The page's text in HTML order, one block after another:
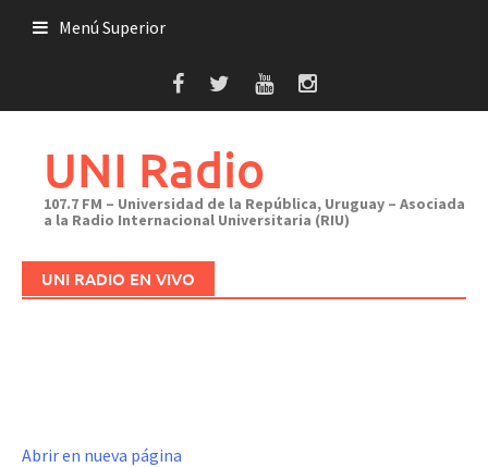
Menú Superior
UNI Radio
107.7 FM – Universidad de la República, Uruguay – Asociada
a la Radio Internacional Universitaria (RIU)
UNI RADIO EN VIVO
Abrir en nueva página